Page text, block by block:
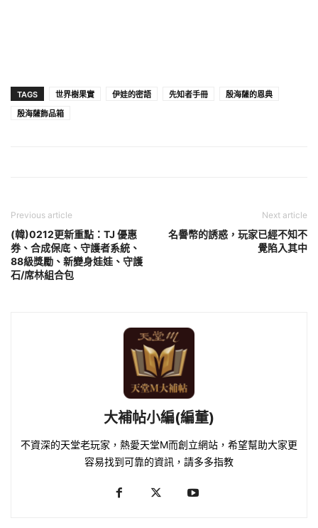
TAGS 世界樹果實 伊娃的密語 先知者手冊
殷海薩的恩典
殷海薩飾品箱
Previous article
(韓)0212更新重點：TJ 優惠
券、合成保底、守護者系統、
88級獎勵、新變身娃娃、守護
石/席林組合包
Next article
名譽幣的誘惑，玩家已經不知不
覺陷入其中
大補帖小編(編董)
不資深的天堂老玩家，熱愛天堂M而創立網站，希望幫助大家更
容易找到可靠的資訊，請多多指教